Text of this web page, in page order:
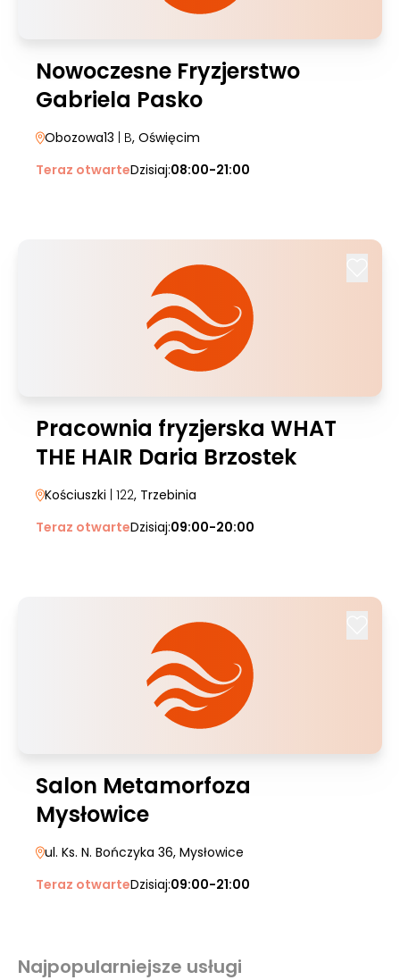
Nowoczesne Fryzjerstwo
Gabriela Pasko
Obozowa13 | B, Oświęcim
Teraz otwarteDzisiaj:08:00-21:00
Pracownia fryzjerska WHAT
THE HAIR Daria Brzostek
Kościuszki | 122, Trzebinia
Teraz otwarteDzisiaj:09:00-20:00
Salon Metamorfoza
Mysłowice
ul. Ks. N. Bończyka 36, Mysłowice
Teraz otwarteDzisiaj:09:00-21:00
Najpopularniejsze usługi